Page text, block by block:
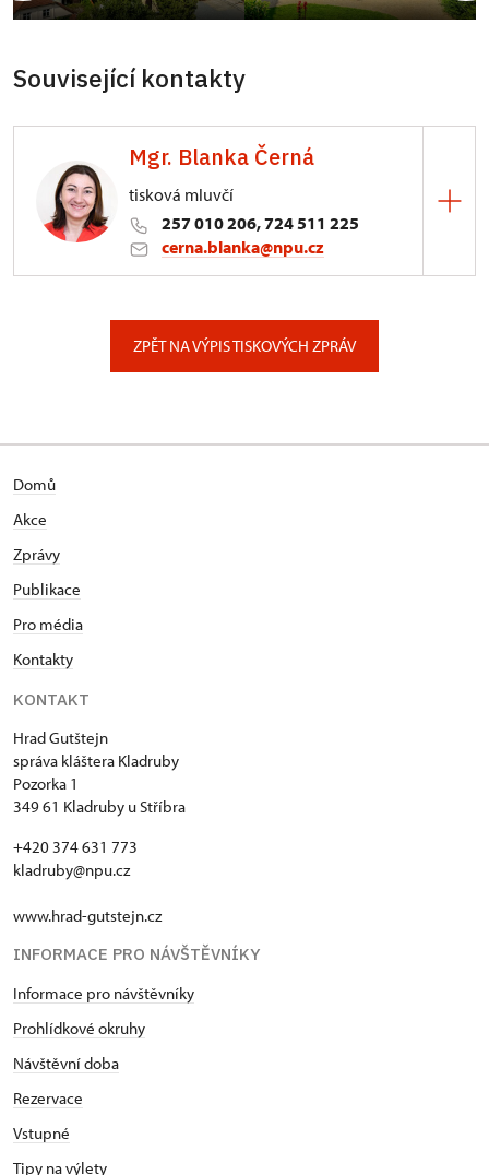
Související kontakty
Mgr. Blanka Černá
tisková mluvčí
257 010 206, 724 511 225
cerna.blanka@npu.cz
ZPĚT NA VÝPIS TISKOVÝCH ZPRÁV
Domů
Akce
Zprávy
Publikace
Pro média
Kontakty
KONTAKT
Hrad Gutštejn
správa kláštera Kladruby
Pozorka 1
349 61 Kladruby u Stříbra
+420 374 631 773
kladruby@npu.cz
www.hrad-gutstejn.cz
INFORMACE PRO NÁVŠTĚVNÍKY
Informace pro návštěvníky
Prohlídkové okruhy
Návštěvní doba
Rezervace
Vstupné
Tipy na výlety